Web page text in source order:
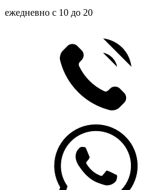
ежедневно с 10 до 20